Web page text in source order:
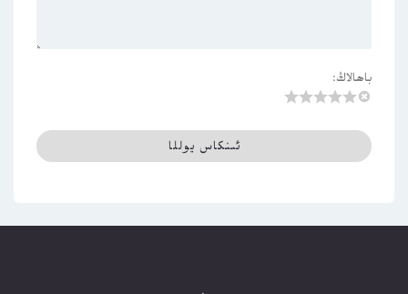
باھالاڭ: